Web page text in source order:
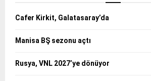
Cafer Kirkit, Galatasaray’da
Manisa BŞ sezonu açtı
Rusya, VNL 2027’ye dönüyor